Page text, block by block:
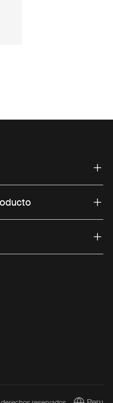
(external link)
(external link)
on Youtube (external